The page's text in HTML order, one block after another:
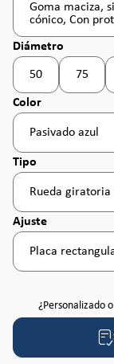
Goma maciza,
cónico, Con
Seleccione
Diámetro
50
(Esta opción no
75
(Esta
Seleccione
Color
Pasivado azul
Seleccione
Tipo
Rueda giratoria
Seleccione
Ajuste
Placa
¿Personalizado